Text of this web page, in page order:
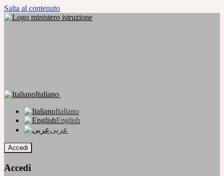
Salta al contenuto
Italiano
Italiano
English
عربى
Accedi
Accedi